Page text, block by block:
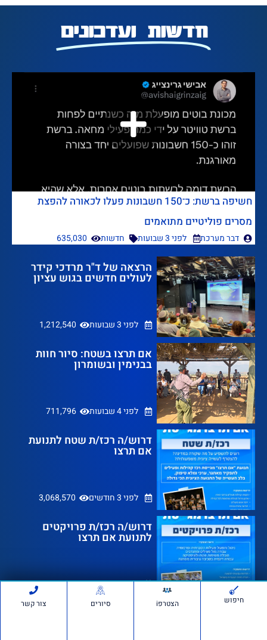
חדשות ועדכונים
חשיפה ברשת: כ־150 חשבונות פעלו לכאורה להפצת
מסרים פוליטיים מתואמים
דבר מערכת לפני 3 שבועות חדשות 635,030
הרצאה של ד"ר מרדכי קידר
לעולים חדשים בגוש עציון
לפני 3 שבועות 1,212,540
אם תרצו בשטח: סיור חוות
בבנימין ובשומרון
לפני 4 שבועות 711,796
דרוש/ה רכז/ת שטח לתנועת
אם תרצו
לפני 3 חודשים 3,068,570
דרוש/ה רכז/ת פרויקטים
לתנועת אם תרצו
לפני 3 חודשים 5,241,329
לתמיכה בווצאפ
הצטרפi סיורים